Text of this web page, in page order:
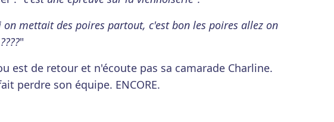
on mettait des poires partout, c'est bon les poires allez on
"
est de retour et n'écoute pas sa camarade Charline.
perdre son équipe. ENCORE.